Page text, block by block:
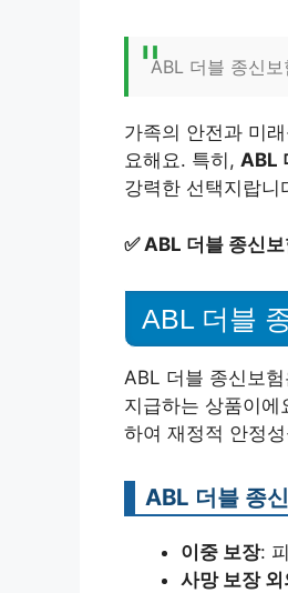
ABL 더블 종신
가족의 안전과 미
요해요. 특히, ABL
강력한 선택지랍니
✅ ABL 더블 종신
ABL 더블
ABL 더블 종신보
지급하는 상품이
하여 재정적 안정
ABL 더블 종
이중 보장:
사망 보장